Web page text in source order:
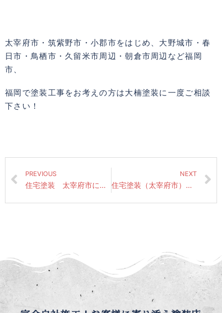
太宰府市・筑紫野市・小郡市をはじめ、大野城市・春
日市・鳥栖市・久留米市周辺・朝倉市周辺など福岡
市、
福岡で塗装工事をお考えの方は大楠塗装に一度ご相談
下さい！
PREVIOUS
住宅塗装 太宰府市にて先日からの作業風景（高圧洗浄・シーリング工事）
NEXT
住宅塗装（太宰府市）昨日も雨のため現場はお休みでした。